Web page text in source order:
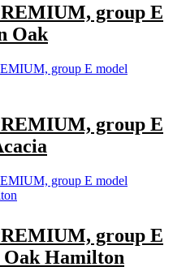
group E
Oak
group E
group E
Oak Hamilton